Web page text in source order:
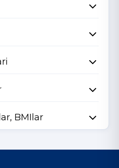
BMIlar